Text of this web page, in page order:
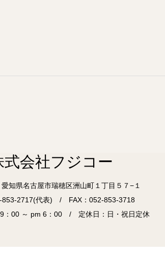
式会社フジコー
知県名古屋市瑞穂区洲山町１丁目５７−１
853-2717(代表) / FAX：052-853-3718
9：00 ～ pm 6：00 / 定休日：日・祝日定休